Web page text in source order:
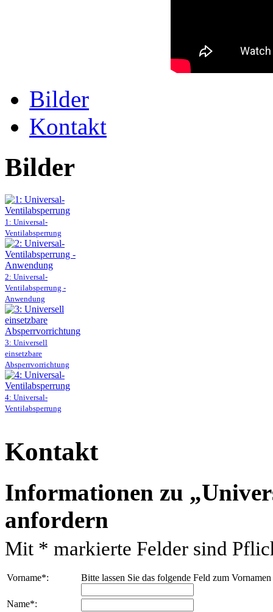
Bilder
Kontakt
Bilder
1: Universal-
Ventilabsperrung
2: Universal-
Ventilabsperrung -
Anwendung
3: Universell
einsetzbare
Absperrvorrichtung
4: Universal-
Ventilabsperrung
Kontakt
Informationen zu
anfordern
Mit * markierte Felder sind
Vorname*: Bitte lassen Sie das folgende Feld zum
Name*: